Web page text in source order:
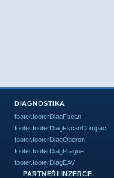
DIAGNOSTIKA
footer.footerDiagFscan
footer.footerDiagFscanCompact
footer.footerDiagOberon
footer.footerDiagPrague
footer.footerDiagEAV
PARTNEŘI INZERCE